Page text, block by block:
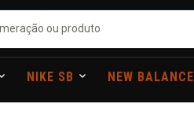
NIKE SB NEW BALANCE